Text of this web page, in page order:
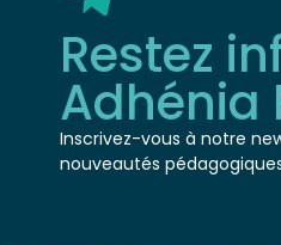
Restez
Adhénia
Inscrivez-vous à notre
nouveautés